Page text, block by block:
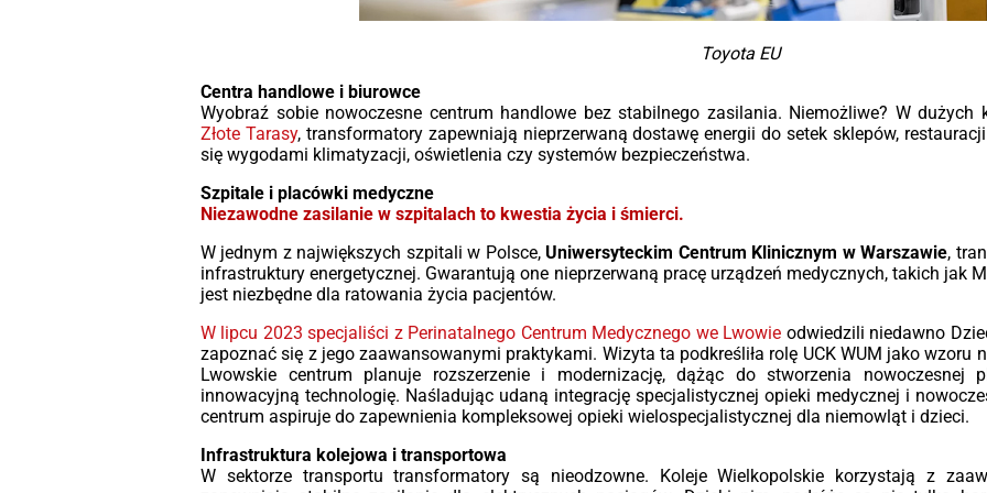
rzeczywistym, transformatory olejowe
konstrukcja i użycie materiałów odpornych
na korozję zapewniają długotrwałą
trwałość, co czyni te transformatory
idealnymi do zastosowań w energetyce
odnawialnej, przemyśle oraz w sektorze
energetyki wiatrowej. Wybierz
transformatory olejowe MarkoEco2, aby
niezawodnością i efektywnością
energetyczną.
Toyota EU
Centra handlowe i biurowce
Wyobraź sobie nowoczesne centrum handlowe bez stabilnego zasilania. Niemożliwe? W dużych
Złote Tarasy, transformatory zapewniają nieprzerwaną dostawę energii do setek sklepów,
się wygodami klimatyzacji, oświetlenia czy systemów bezpieczeństwa.
Szpitale i placówki medyczne
Niezawodne zasilanie w szpitalach to kwestia życia i śmierci.
W jednym z największych szpitali w Polsce,Uniwersyteckim Centrum Klinicznym w Warszawie,
infrastruktury energetycznej. Gwarantują one nieprzerwaną pracę urządzeń medycznych, takich jak
jest niezbędne dla ratowania życia pacjentów.
W lipcu 2023 specjaliści z Perinatalnego Centrum Medycznego we Lwowie odwiedzili niedawno
zapoznać się z jego zaawansowanymi praktykami. Wizyta ta podkreśliła rolę UCK WUM jako wzoru
Lwowskie centrum planuje rozszerzenie i modernizację, dążąc do stworzenia nowoczesnej
innowacyjną technologię. Naśladując udaną integrację specjalistycznej opieki medycznej i
centrum aspiruje do zapewnienia kompleksowej opieki wielospecjalistycznej dla niemowląt i dzieci.
Infrastruktura kolejowa i transportowa
W sektorze transportu transformatory są nieodzowne. Koleje Wielkopolskie korzystają z